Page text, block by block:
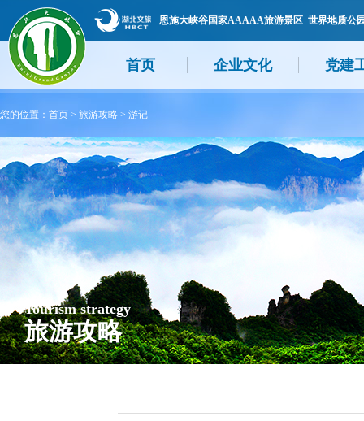
恩施大峡谷国家AAAAA旅游景区 世界地质公
首页 企业文化 党建
您的位置： 首页 > 旅游攻略 > 游记
Tourism strategy
旅游攻略